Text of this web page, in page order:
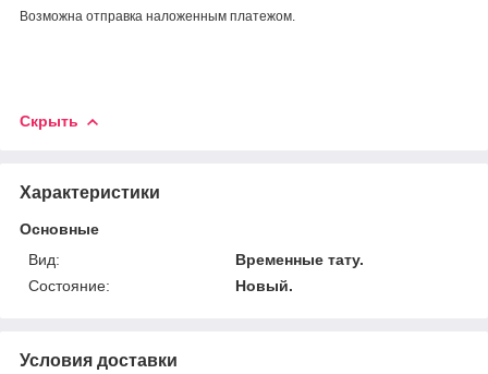
Возможна отправка наложенным платежом.
Скрыть
Характеристики
Основные
Вид:
Временные тату.
Состояние:
Новый.
Условия доставки